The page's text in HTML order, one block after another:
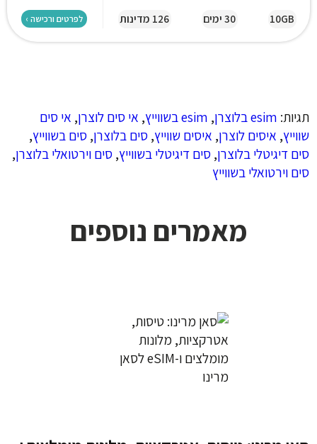
10GB 30 ימים 126 מדינות לפרטים ורכישה ›
תגיות: esim בלוצרן , esim בשווייץ , אי סים לוצרן, אי סים
שווייץ, איסים לוצרן, איסים שווייץ,סים בלוצרן,סים בשווייץ,
סים דיגיטלי בלוצרן,סים דיגיטלי בשווייץ,סים וירטואלי בלוצרן,
סים וירטואלי בשווייץ
מאמרים נוספים